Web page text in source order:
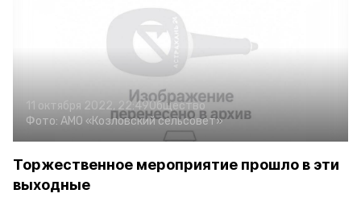
11 октября 2022, 22:49Общество
Фото: АМО «Козловский сельсовет»
Торжественное мероприятие прошло в эти
выходные